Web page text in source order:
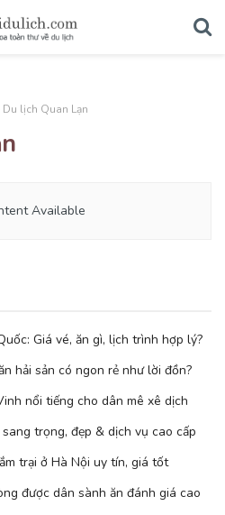
Du lịch Quan Lạn
Available
Giá vé, ăn gì, lịch trình hợp lý?
hải sản có ngon rẻ như lời đồn?
nổi tiếng cho dân mê xê dịch
trọng, đẹp & dịch vụ cao cấp
trại ở Hà Nội uy tín, giá tốt
được dân sành ăn đánh giá cao